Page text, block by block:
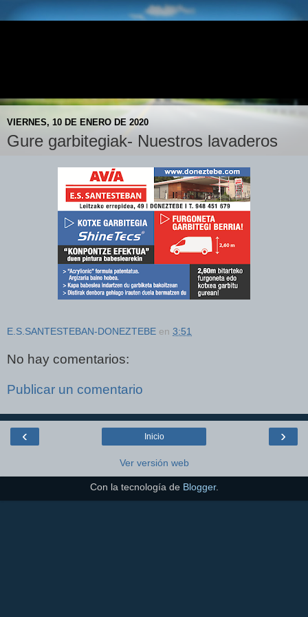
VIERNES, 10 DE ENERO DE 2020
Gure garbitegiak- Nuestros lavaderos
E.S.SANTESTEBAN-DONEZTEBE en 3:51
No hay comentarios:
Publicar un comentario
‹ ›
Inicio
Ver versión web
Con la tecnología de Blogger.